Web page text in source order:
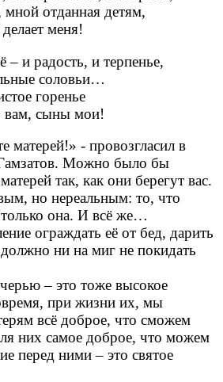
детям,
меня!
и терпенье,
соловьи…
горенье
сыны мои!
матерей!» - провозгласил в
Можно было бы
так, как они берегут вас.
но нереальным: то, что
она. И всё же…
ограждать её от бед, дарить
ни на миг не покидать
– это тоже высокое
при жизни их, мы
всё доброе, что сможем
них самое доброе, что можем
перед ними – это святое